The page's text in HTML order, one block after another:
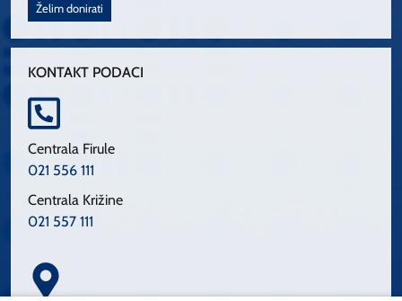
Želim donirati
KONTAKT PODACI
Centrala Firule
021 556 111
Centrala Križine
021 557 111